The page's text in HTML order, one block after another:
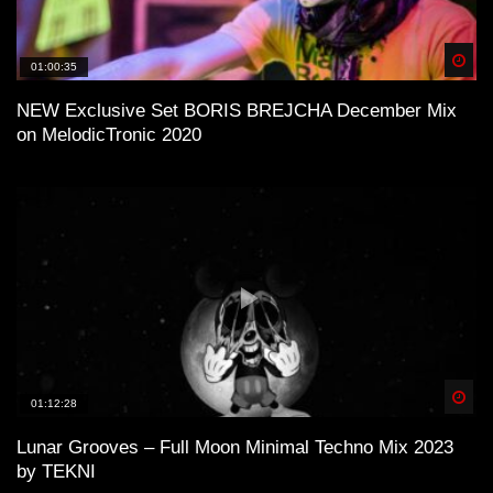
01:00:35
NEW Exclusive Set BORIS BREJCHA December Mix
on MelodicTronic 2020
01:12:28
Lunar Grooves – Full Moon Minimal Techno Mix 2023
by TEKNI